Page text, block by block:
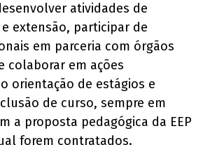
atividades de
extensão, participar de
em parceria com órgãos
colaborar em ações
orientação de estágios e
de curso, sempre em
a proposta pedagógica da EEP
forem contratados.